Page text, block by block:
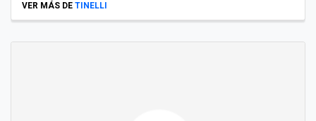
VER MÁS DE TINELLI